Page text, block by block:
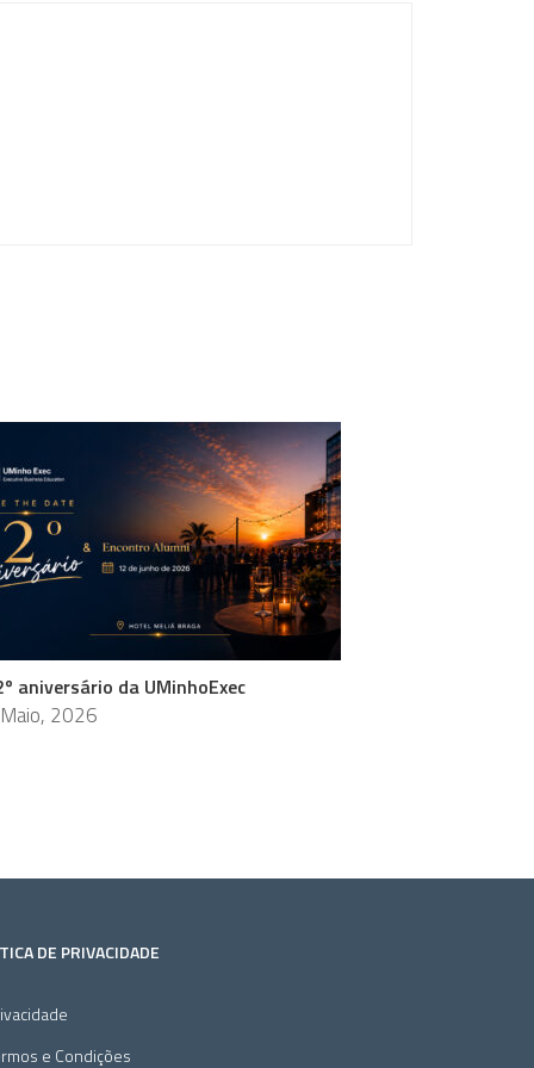
aniversário da UMinhoExec
2026
DE PRIVACIDADE
e Condições